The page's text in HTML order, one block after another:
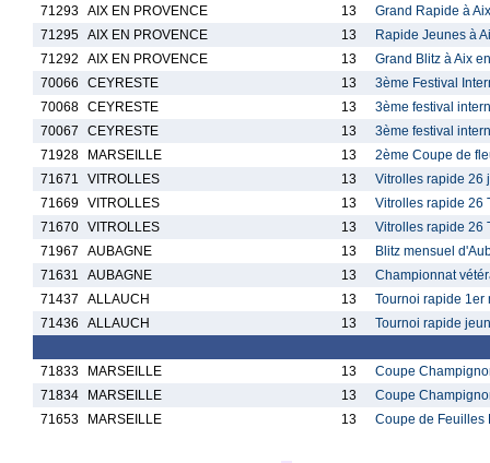
71293 AIX EN PROVENCE 13
Grand Rapide à
71295 AIX EN PROVENCE 13
Rapide Jeunes à
71292
AIX EN PROVENCE 13
Grand Blitz à Aix
70066
CEYRESTE 13
3ème Festival
70068 CEYRESTE 13
3ème festival
70067
CEYRESTE 13
3ème festival
71928
MARSEILLE 13
2ème Coupe de
71671
VITROLLES 13
Vitrolles rapide 26
71669 VITROLLES 13
Vitrolles rapide 26
71670 VITROLLES 13
Vitrolles rapide 26
71967
AUBAGNE 13
Blitz mensuel
71631
AUBAGNE 13
Championnat
71437
ALLAUCH 13
Tournoi rapide 1er
71436
ALLAUCH 13 Tournoi rapide
71833 MARSEILLE 13
Coupe
71834
MARSEILLE 13
Coupe
71653
MARSEILLE 13 Coupe de Feuilles